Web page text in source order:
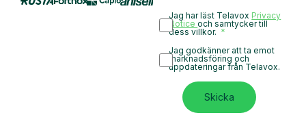
Jag har läst Telavox Privacy
Noticeoch samtycker till
dess villkor.
Jag godkänner att ta emot
marknadsföring och
uppdateringar från Telavox.
Skicka